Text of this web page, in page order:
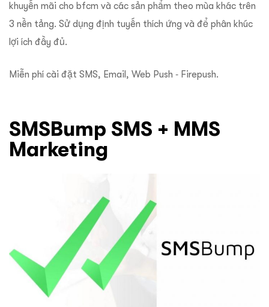
khuyến mãi cho bfcm và các sản phẩm theo mùa khác trên
3 nền tảng. Sử dụng định tuyến thích ứng và để phân khúc
lợi ích đầy đủ.
Miễn phí cài đặt SMS, Email, Web Push ‑ Firepush.
SMSBump SMS + MMS
Marketing